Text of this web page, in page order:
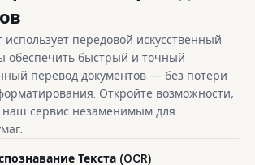
передовой искусственный
обеспечить быстрый и точный
перевод документов — без потери
Откройте возможности,
наш сервис незаменимым для
Текста (OCR)